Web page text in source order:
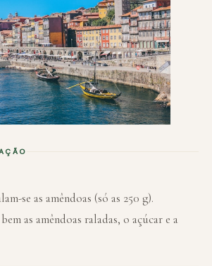
se as amêndoas (só as 250 g).
as amêndoas raladas, o açúcar e a